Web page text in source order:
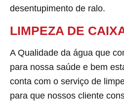
desentupimento de ralo.
LIMPEZA DE
A Qualidade da água que
para nossa saúde e bem
conta com o serviço de
para que nossos cliente